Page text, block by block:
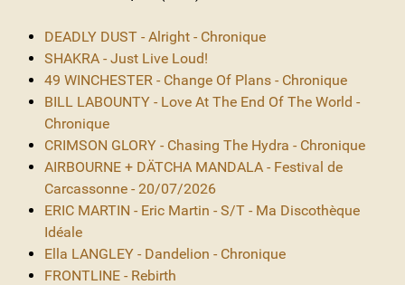
DEADLY DUST - Alright - Chronique
SHAKRA - Just Live Loud!
49 WINCHESTER - Change Of Plans - Chronique
BILL LABOUNTY - Love At The End Of The World -
Chronique
CRIMSON GLORY - Chasing The Hydra - Chronique
AIRBOURNE + DÄTCHA MANDALA - Festival de
Carcassonne - 20/07/2026
ERIC MARTIN - Eric Martin - S/T - Ma Discothèque
Idéale
Ella LANGLEY - Dandelion - Chronique
FRONTLINE - Rebirth